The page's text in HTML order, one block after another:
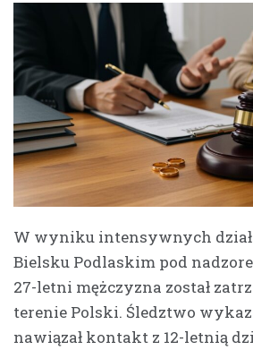
W wyniku intensywnych
Bielsku Podlaskim pod
27-letni mężczyzna został
terenie Polski. Śledztwo
nawiązał kontakt z 12-letnią